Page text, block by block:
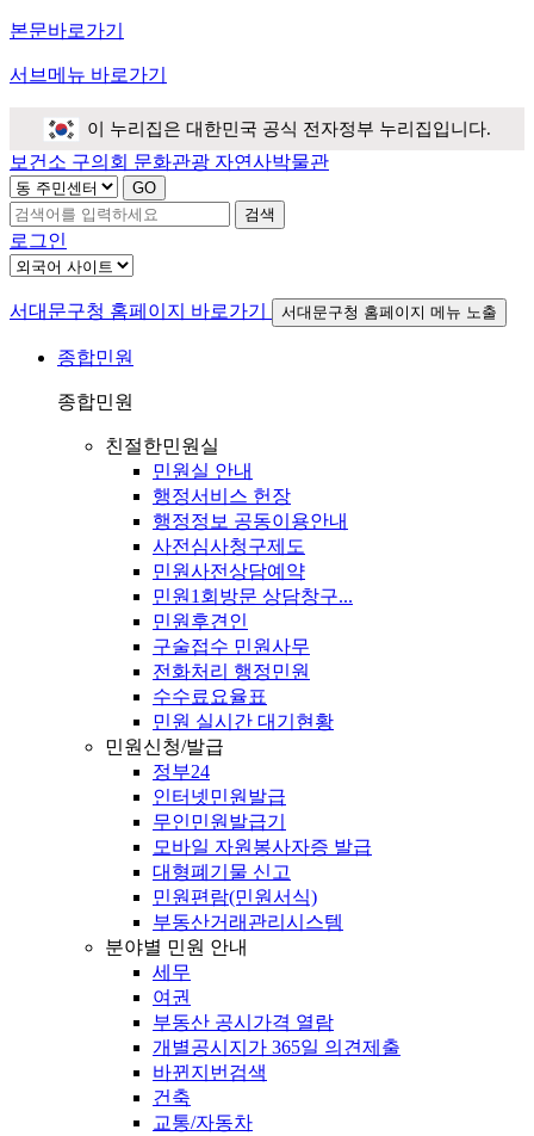
본문바로가기
서브메뉴 바로가기
이 누리집은 대한민국 공식 전자정부 누리집입니다.
보건소 구의회 문화관광 자연사박물관
검색
로그인
서대문구청 홈페이지 바로가기 서대문구청 홈페이지 메뉴 노출
종합민원
종합민원
친절한민원실
민원실 안내
행정서비스 헌장
행정정보 공동이용안내
사전심사청구제도
민원사전상담예약
민원1회방문 상담창구...
민원후견인
구술접수 민원사무
전화처리 행정민원
수수료요율표
민원 실시간 대기현황
민원신청/발급
정부24
인터넷민원발급
무인민원발급기
모바일 자원봉사자증 발급
대형폐기물 신고
민원편람(민원서식)
부동산거래관리시스템
분야별 민원 안내
세무
여권
부동산 공시가격 열람
개별공시지가 365일 의견제출
바뀐지번검색
건축
교통/자동차